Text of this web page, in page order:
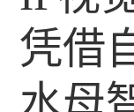
凭借